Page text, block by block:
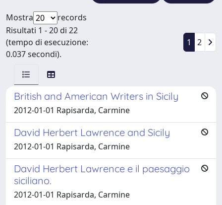
Mostra
records
Risultati 1 - 20 di 22
(tempo di esecuzione:
0.037 secondi).
1 2
British and American Writers in Sicily
2012-01-01 Rapisarda, Carmine
David Herbert Lawrence and Sicily
2012-01-01 Rapisarda, Carmine
David Herbert Lawrence e il paesaggio
siciliano.
2012-01-01 Rapisarda, Carmine